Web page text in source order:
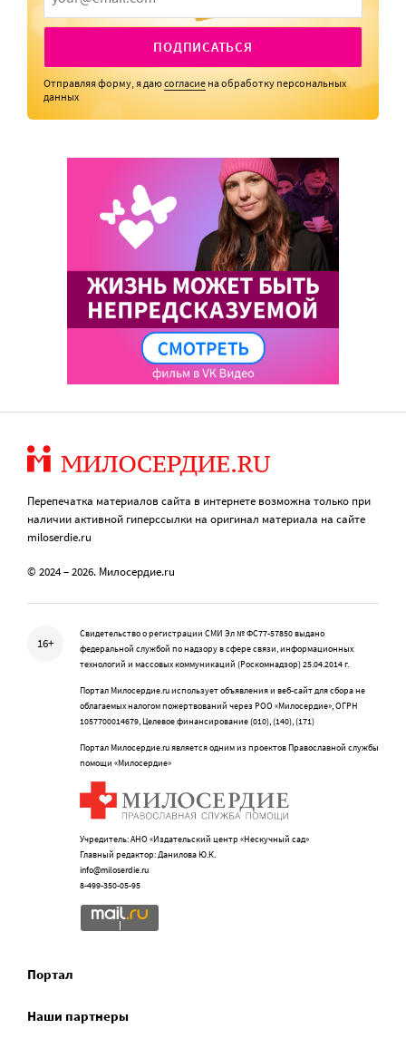
ПОДПИСАТЬСЯ
Отправляя форму, я даюсогласие на обработку персональных
данных
Перепечатка материалов сайта в интернете возможна только при
наличии активной гиперссылки на оригинал материала на сайте
miloserdie.ru
© 2024 – 2026. Милосердие.ru
16+
Свидетельство о регистрации СМИ Эл № ФС77-57850 выдано
федеральной службой по надзору в сфере связи, информационных
технологий и массовых коммуникаций (Роскомнадзор) 25.04.2014 г.
Портал Милосердие.ru использует объявления и веб-сайт для сбора не
облагаемых налогом пожертвований через РОО «Милосердие», ОГРН
1057700014679, Целевое финансирование (010), (140), (171)
Портал Милосердие.ru является одним из проектов Православной службы
помощи «Милосердие»
Учредитель: АНО «Издательский центр «Нескучный сад»
Главный редактор: Данилова Ю.К.
info@miloserdie.ru
8-499-350-05-95
Портал
Наши партнеры